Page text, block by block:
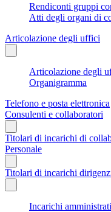
Rendiconti gruppi
Atti degli organi di
Articolazione degli uffici
Articolazione degli
Organigramma
Telefono e posta elettronica
Consulenti e collaboratori
Titolari di incarichi di
Personale
Titolari di incarichi
Incarichi